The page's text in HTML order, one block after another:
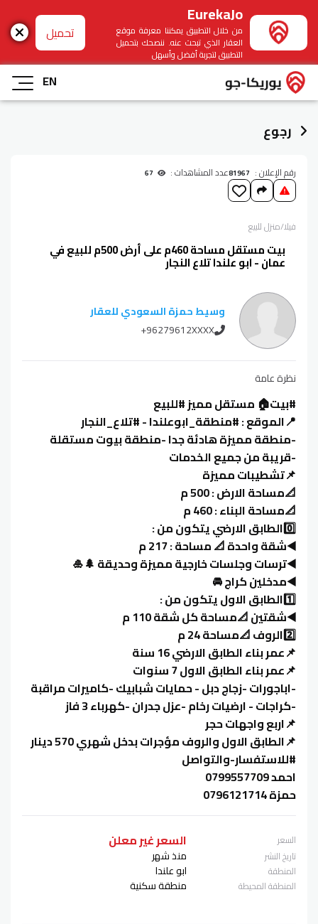
EurekaJo
من خلال التطبيق يمكننا معرفة موقع
العقار الذي تبحث عنه. ننصحك بتحميل
التطبيق لتجربة أفضل وأسهل
تحميل
EN
رجوع
رقم الإعلان : 81967عدد المشاهدات :
فيلا/منزلللبيع
بيت مستقل مساحة 460م على أرض 500م للبيع في
عمان - ابو علندا تلاع النجار
وسيط حمزة السعودي للعقار
+96279612XXXX
نظرة عامة
#بيت🏠 مستقل مميز #للبيع
📍الموقع : #منطقة_ابوعلندا - #تلاع_النجار
-منطقة مميزة هادئة جدا -منطقة بيوت مستقلة
-قريبة من جميع الخدمات
📌تشطيبات مميزة
📐مساحة الارض : 500 م
📐مساحة البناء : 460 م
0️⃣الطابق الارضي يتكون من :
◀️شقة واحدة 📐 مساحة : 217 م
◀️ترسات وجلسات خارجية مميزة وحديقة 🌲🎍
◀️مدخلين كراج 🚘
1️⃣الطابق الاول يتكون من :
◀️شقتين 📐مساحة كل شقة 110 م
2️⃣الروف 📐مساحة 24 م
📌عمر بناء الطابق الارضي 16 سنة
📌عمر بناء الطابق الاول 7 سنوات
-اباجورات -زجاج دبل - حمايات شبابيك -كاميرات مراقبة
-كراجات - ارضيات رخام -عزل جدران -كهرباء 3 فاز
📌اربع واجهات حجر
📌الطابق الاول والروف مؤجرات بدخل شهري 570 دينار
#للاستفسار-والتواصل
احمد 0799557709
حمزة 0796121714
السعر السعر غير معلن
تاريخ النشر منذ شهر
المنطقة ابو علندا
المنطقة المحيطة منطقة سكنية